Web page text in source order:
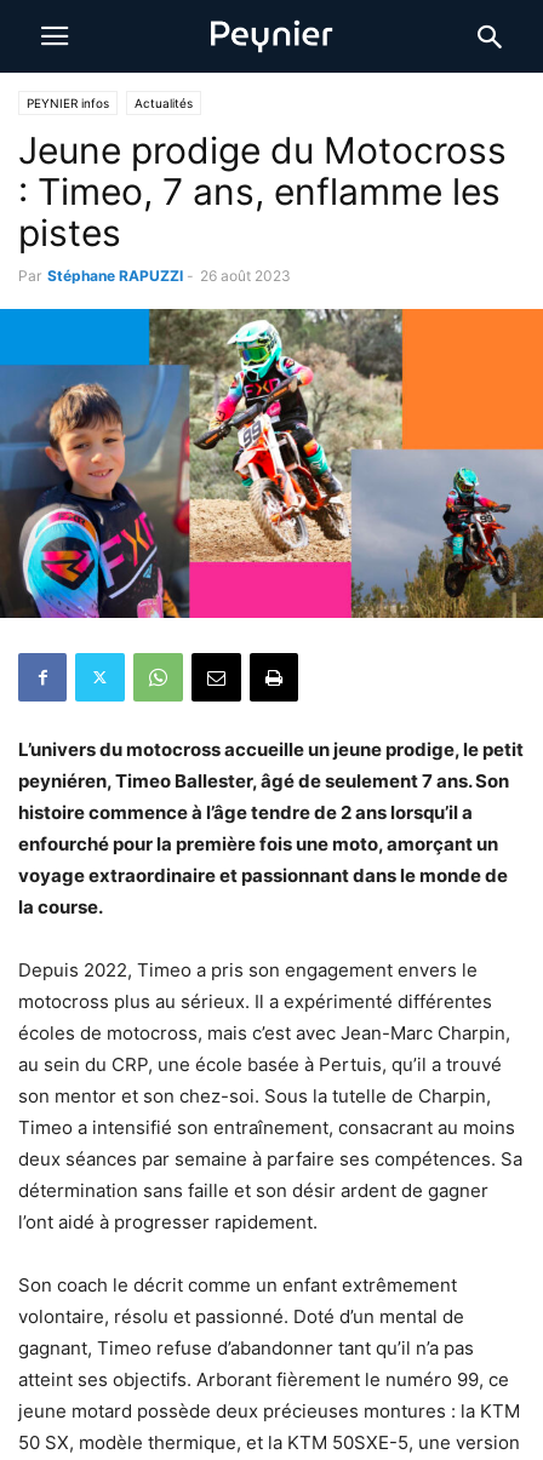
PEYNIER infos Actualités
Jeune prodige du Motocross
: Timeo, 7 ans, enflamme les
pistes
Par Stéphane RAPUZZI - 26 août 2023
L’univers du motocross accueille un jeune prodige, le petit
peyniéren, Timeo Ballester, âgé de seulement 7 ans. Son
histoire commence à l’âge tendre de 2 ans lorsqu’il a
enfourché pour la première fois une moto, amorçant un
voyage extraordinaire et passionnant dans le monde de
la course.
Depuis 2022, Timeo a pris son engagement envers le
motocross plus au sérieux. Il a expérimenté différentes
écoles de motocross, mais c’est avec Jean-Marc Charpin,
au sein du CRP, une école basée à Pertuis, qu’il a trouvé
son mentor et son chez-soi. Sous la tutelle de Charpin,
Timeo a intensifié son entraînement, consacrant au moins
deux séances par semaine à parfaire ses compétences. Sa
détermination sans faille et son désir ardent de gagner
l’ont aidé à progresser rapidement.
Son coach le décrit comme un enfant extrêmement
volontaire, résolu et passionné. Doté d’un mental de
gagnant, Timeo refuse d’abandonner tant qu’il n’a pas
atteint ses objectifs. Arborant fièrement le numéro 99, ce
jeune motard possède deux précieuses montures : la KTM
50 SX, modèle thermique, et la KTM 50SXE-5, une version